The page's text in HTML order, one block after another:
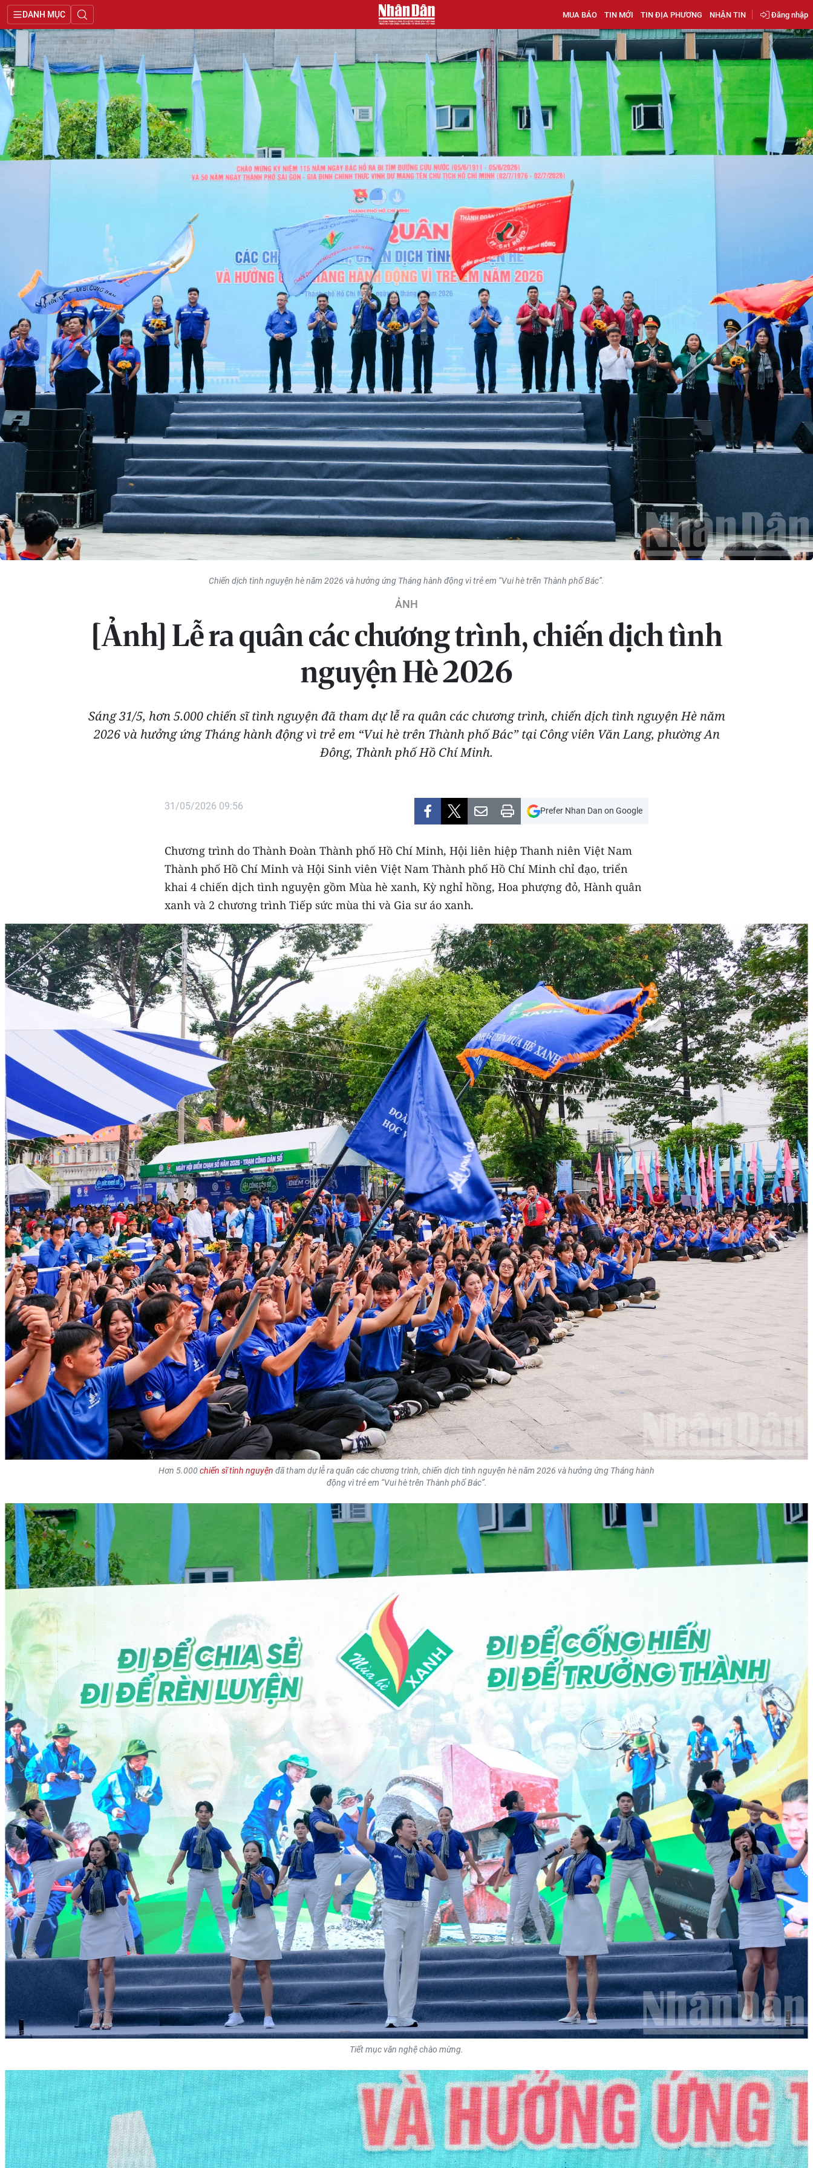
DANH MỤC MUA BÁO TIN MỚI TIN ĐỊA PHƯƠNG NHẬN TIN Đăng nhập
Chiến dịch tình nguyện hè năm 2026 và hưởng ứng Tháng hành động vì trẻ em “Vui hè trên Thành phố Bác”.
ẢNH
[Ảnh] Lễ ra quân các chương trình, chiến dịch tình
nguyện Hè 2026
Sáng 31/5, hơn 5.000 chiến sĩ tình nguyện đã tham dự lễ ra quân các chương trình, chiến dịch tình nguyện Hè năm
2026 và hưởng ứng Tháng hành động vì trẻ em “Vui hè trên Thành phố Bác” tại Công viên Văn Lang, phường An
Đông, Thành phố Hồ Chí Minh.
31/05/2026 09:56 Prefer Nhan Dan on Google
​Chương trình do Thành Đoàn Thành phố Hồ Chí Minh, Hội liên hiệp Thanh niên Việt Nam
Thành phố Hồ Chí Minh và Hội Sinh viên Việt Nam Thành phố Hồ Chí Minh chỉ đạo, triển
khai 4 chiến dịch tình nguyện gồm Mùa hè xanh, Kỳ nghỉ hồng, Hoa phượng đỏ, Hành quân
xanh và 2 chương trình Tiếp sức mùa thi và Gia sư áo xanh.
Hơn 5.000chiến sĩ tình nguyện đã tham dự lễ ra quân các chương trình, chiến dịch tình nguyện hè năm 2026 và hưởng ứng Tháng hành
động vì trẻ em “Vui hè trên Thành phố Bác”.
Tiết mục văn nghệ chào mừng.